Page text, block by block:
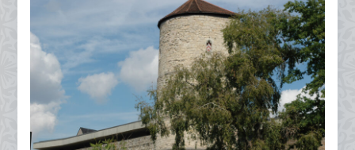
0
4